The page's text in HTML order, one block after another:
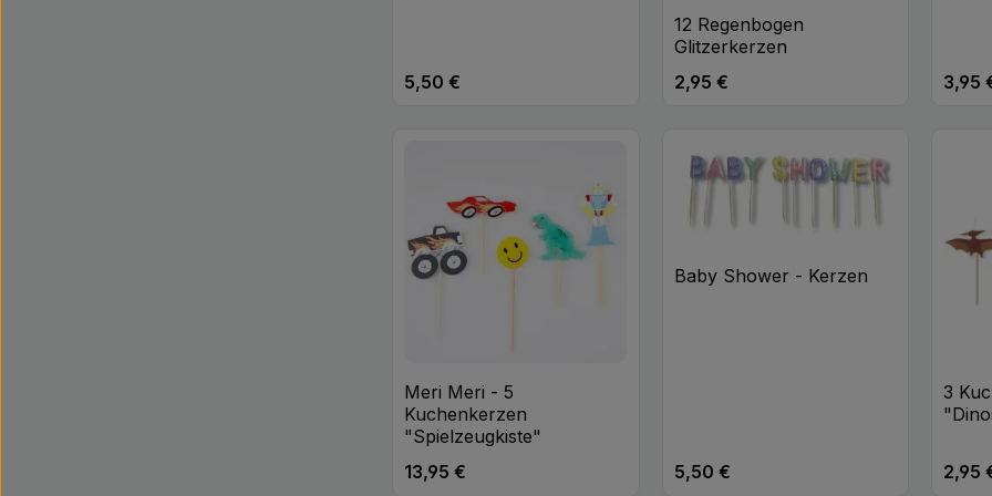
Regulärer Preis:
5,50 €
12 Regenbogen
Glitzerkerzen
Regulärer Preis:
2,95 € 3,95
Meri Meri - 5
Kuchenkerzen
"Spielzeugkiste"
Regulärer Preis:
13,95 €
Baby Shower - Kerzen
Regulärer Preis:
5,50 €
3
2,95